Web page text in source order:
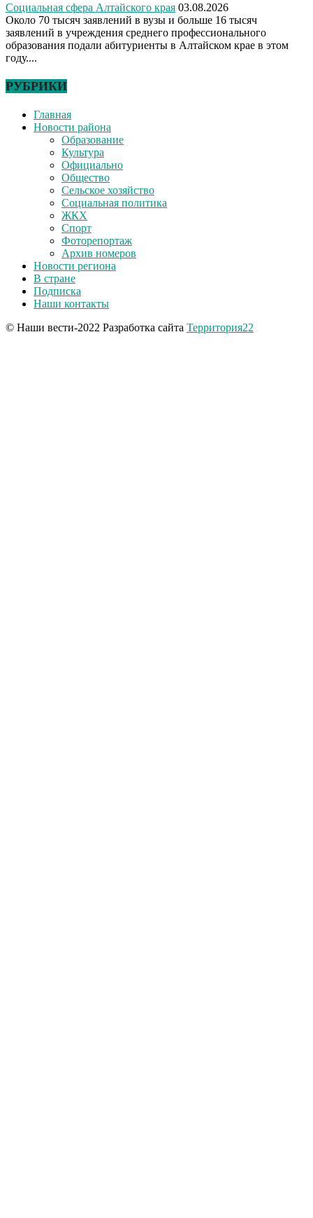
Социальная сфера Алтайского края 03.08.2026
Около 70 тысяч заявлений в вузы и больше 16 тысяч
заявлений в учреждения среднего профессионального
образования подали абитуриенты в Алтайском крае в этом
году....
РУБРИКИ
Главная
Новости района
Образование
Культура
Официально
Общество
Сельское хозяйство
Социальная политика
ЖКХ
Спорт
Фоторепортаж
Архив номеров
Новости региона
В стране
Подписка
Наши контакты
© Наши вести-2022 Разработка сайта Территория22